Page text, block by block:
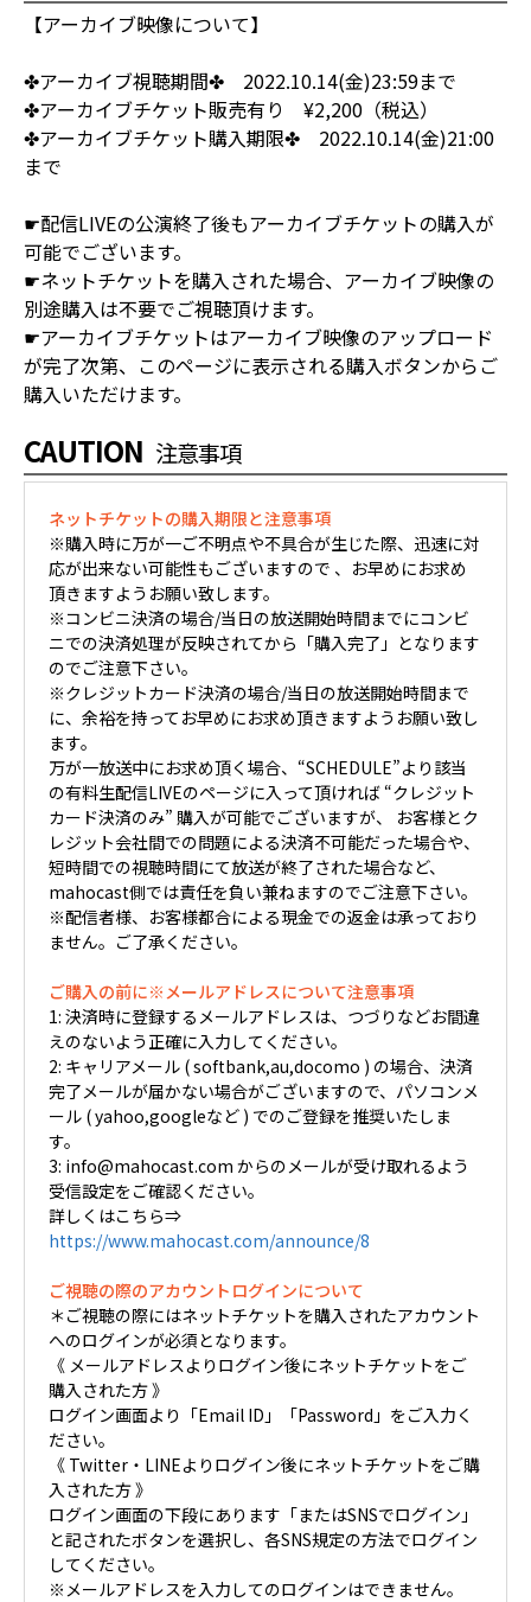
【アーカイブ映像について】
✤アーカイブ視聴期間✤ 2022.10.14(金)23:59まで
✤アーカイブチケット販売有り ¥2,200（税込）
✤アーカイブチケット購入期限✤ 2022.10.14(金)21:00
まで
☛配信LIVEの公演終了後もアーカイブチケットの購入が
可能でございます。
☛ネットチケットを購入された場合、アーカイブ映像の
別途購入は不要でご視聴頂けます。
☛アーカイブチケットはアーカイブ映像のアップロード
が完了次第、このページに表示される購入ボタンからご
購入いただけます。
CAUTION 注意事項
ネットチケットの購入期限と注意事項
※購入時に万が一ご不明点や不具合が生じた際、迅速に対
応が出来ない可能性もございますので 、お早めにお求め
頂きますようお願い致します。
※コンビニ決済の場合/当日の放送開始時間までにコンビ
ニでの決済処理が反映されてから「購入完了」となります
のでご注意下さい。
※クレジットカード決済の場合/当日の放送開始時間まで
に、余裕を持ってお早めにお求め頂きますようお願い致し
ます。
万が一放送中にお求め頂く場合、“SCHEDULE”より該当
の有料生配信LIVEのページに入って頂ければ “クレジット
カード決済のみ” 購入が可能でございますが、 お客様とク
レジット会社間での問題による決済不可能だった場合や、
短時間での視聴時間にて放送が終了された場合など、
mahocast側では責任を負い兼ねますのでご注意下さい。
※配信者様、お客様都合による現金での返金は承っており
ません。ご了承ください。
ご購入の前に※メールアドレスについて注意事項
1: 決済時に登録するメールアドレスは、つづりなどお間違
えのないよう正確に入力してください。
2: キャリアメール ( softbank,au,docomo ) の場合、決済
完了メールが届かない場合がございますので、パソコンメ
ール ( yahoo,googleなど ) でのご登録を推奨いたしま
す。
3: info@mahocast.com からのメールが受け取れるよう
受信設定をご確認ください。
詳しくはこちら⇒
https://www.mahocast.com/announce/8
ご視聴の際のアカウントログインについて
＊ご視聴の際にはネットチケットを購入されたアカウント
へのログインが必須となります。
《 メールアドレスよりログイン後にネットチケットをご
購入された方 》
ログイン画面より「Email ID」「Password」をご入力く
ださい。
《 Twitter・LINEよりログイン後にネットチケットをご購
入された方 》
ログイン画面の下段にあります「またはSNSでログイン」
と記されたボタンを選択し、各SNS規定の方法でログイン
してください。
※メールアドレスを入力してのログインはできません。